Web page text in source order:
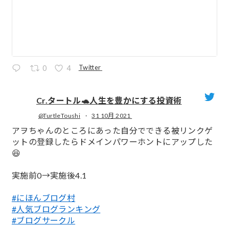
0 4 Twitter
Cr.タートル🐢人生を豊かにする投資術
@TurtleToushi · 31 10月 2021
アヲちゃんのところにあった自分でできる被リンクゲ
ットの登録したらドメインパワーホントにアップした
😆
実施前0→実施後4.1
#にほんブログ村
#人気ブログランキング
#ブログサークル